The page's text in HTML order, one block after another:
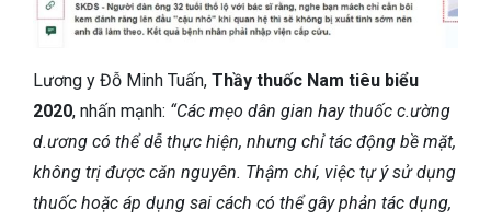
Lương y Đỗ Minh Tuấn, Thầy thuốc Nam tiêu biểu
2020, nhấn mạnh: “Các mẹo dân gian hay thuốc c.ường
d.ương có thể dễ thực hiện, nhưng chỉ tác động bề mặt,
không trị được căn nguyên. Thậm chí, việc tự ý sử dụng
thuốc hoặc áp dụng sai cách có thể gây phản tác dụng,